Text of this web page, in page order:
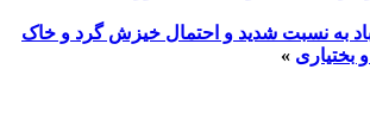
به نسبت شدید و احتمال خیزش گرد و خاک
بختیاری »